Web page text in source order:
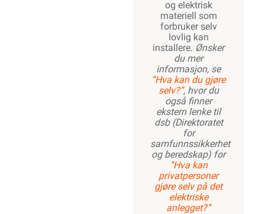
og elektrisk
materiell som
forbruker selv
lovlig kan
installere. Ønsker
du mer
informasjon, se
”Hva kan du gjøre
selv?”, hvor du
også finner
ekstern lenke til
dsb (Direktoratet
for
samfunnssikkerhet
og beredskap) for
“Hva kan
privatpersoner
gjøre selv på det
elektriske
anlegget?”